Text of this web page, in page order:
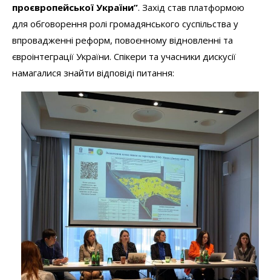
проєвропейської України”. Захід став платформою
для обговорення ролі громадянського суспільства у
впровадженні реформ, повоєнному відновленні та
євроінтеграції України. Спікери та учасники дискусії
намагалися знайти відповіді питання: